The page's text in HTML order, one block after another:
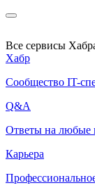
Все сервисы
Хабр
Сообщество IT-
Q&A
Ответы на любые
Карьера